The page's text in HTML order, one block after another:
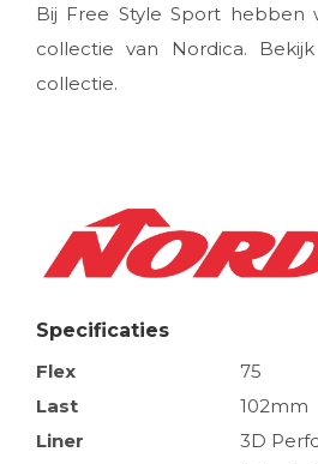
Bij Free Style Sport hebben
collectie van Nordica. Bekijk
collectie.
Specificaties
Flex
75
Last
102mm
Liner
3D